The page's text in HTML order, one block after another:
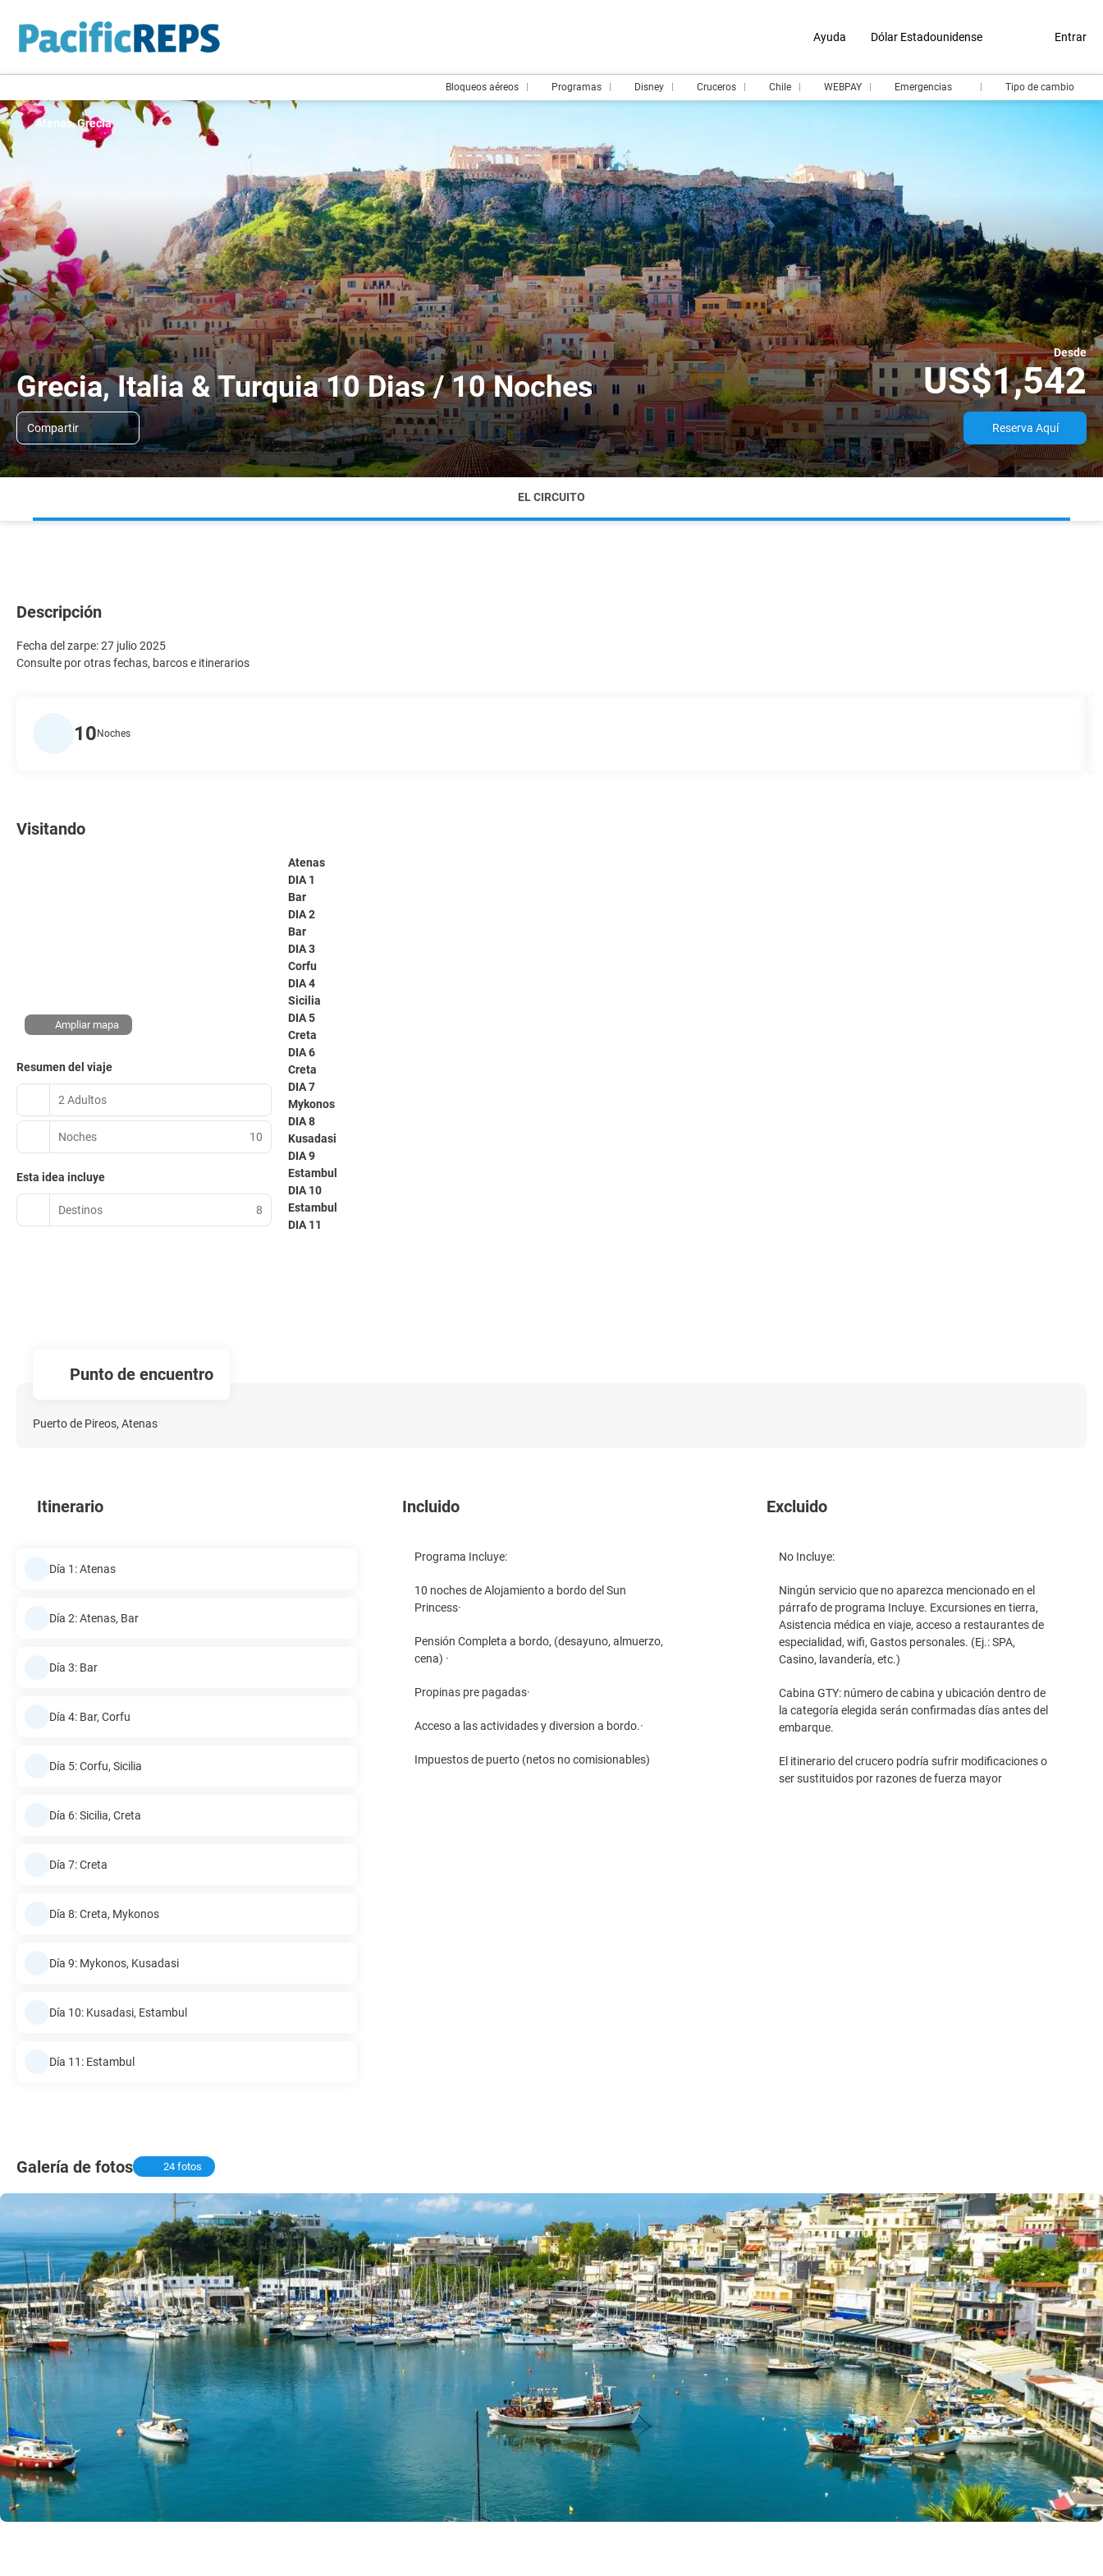
Ayuda Dólar Estadounidense Entrar
Bloqueos aéreos Programas Disney Cruceros Chile WEBPAY Emergencias Tipo de cambio
Grecia, Italia & Turquia 10 Dias / 10 Noches
Desde
US$1,542
Compartir Reserva Aquí
Atenas, Grecia
EL CIRCUITO
Descripción
Fecha del zarpe: 27 julio 2025
Consulte por otras fechas, barcos e itinerarios
10 Noches
Visitando
Ampliar mapa
Resumen del viaje
2 Adultos
Noches 10
Esta idea incluye
Destinos 8
Atenas
DIA 1
Bar
DIA 2
Bar
DIA 3
Corfu
DIA 4
Sicilia
DIA 5
Creta
DIA 6
Creta
DIA 7
Mykonos
DIA 8
Kusadasi
DIA 9
Estambul
DIA 10
Estambul
DIA 11
Punto de encuentro
Puerto de Pireos, Atenas
Itinerario
Día 1: Atenas
Día 2: Atenas, Bar
Día 3: Bar
Día 4: Bar, Corfu
Día 5: Corfu, Sicilia
Día 6: Sicilia, Creta
Día 7: Creta
Día 8: Creta, Mykonos
Día 9: Mykonos, Kusadasi
Día 10: Kusadasi, Estambul
Día 11: Estambul
Incluido
Programa Incluye:
10 noches de Alojamiento a bordo del Sun
Princess·
Pensión Completa a bordo, (desayuno, almuerzo,
cena) ·
Propinas pre pagadas·
Acceso a las actividades y diversion a bordo.·
Impuestos de puerto (netos no comisionables)
Excluido
No Incluye:
Ningún servicio que no aparezca mencionado en el
párrafo de programa Incluye. Excursiones en tierra,
Asistencia médica en viaje, acceso a restaurantes de
especialidad, wifi, Gastos personales. (Ej.: SPA,
Casino, lavandería, etc.)
Cabina GTY: número de cabina y ubicación dentro de
la categoría elegida serán confirmadas días antes del
embarque.
El itinerario del crucero podría sufrir modificaciones o
ser sustituidos por razones de fuerza mayor
Galería de fotos 24 fotos